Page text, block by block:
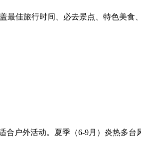
最佳旅行时间、必去景点、特色美
户外活动。夏季（6-9月）炎热多